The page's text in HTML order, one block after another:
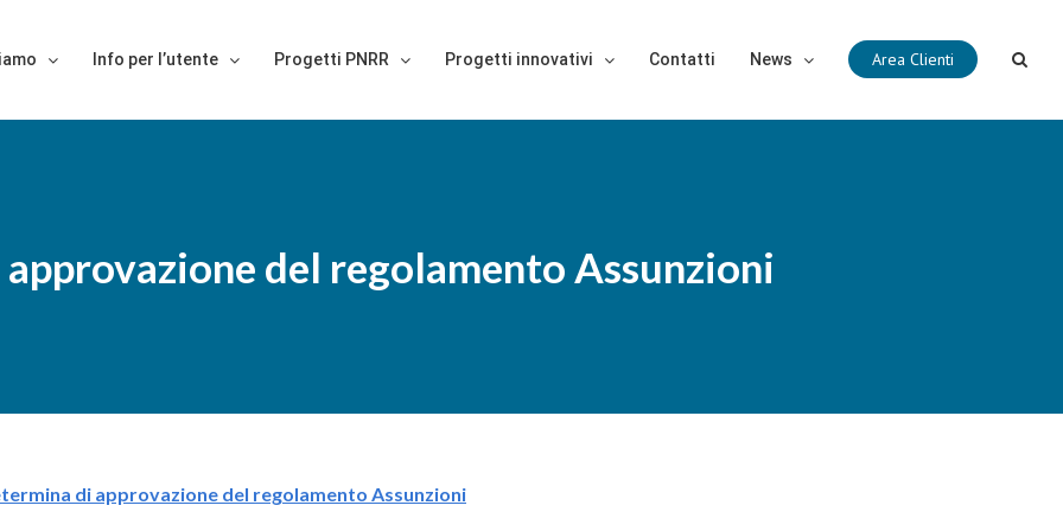
Info per l’utente Progetti PNRR Progetti innovativi Contatti News Area Clienti
del regolamento Assunzioni
di approvazione del regolamento Assunzioni